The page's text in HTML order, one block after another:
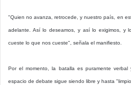
"Quien no avanza, retrocede, y nuestro país, en
adelante. Así lo deseamos, y así lo exigimos, y
cueste lo que nos cueste", señala el manifiesto.
Por el momento, la batalla es puramente
espacio de debate sigue siendo libre y hasta